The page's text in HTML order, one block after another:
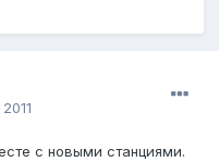
с новыми станциями.